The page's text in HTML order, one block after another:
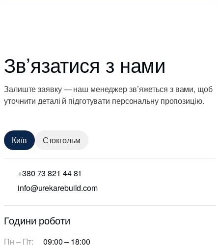
Зв’язатися з нами
Залиште заявку — наш менеджер зв’яжеться з вами, щоб
уточнити деталі й підготувати персональну пропозицію.
Київ Стокгольм
+380 73 821 44 81
info@urekarebuild.com
Години роботи
Пн – Пт:
09:00 – 18:00